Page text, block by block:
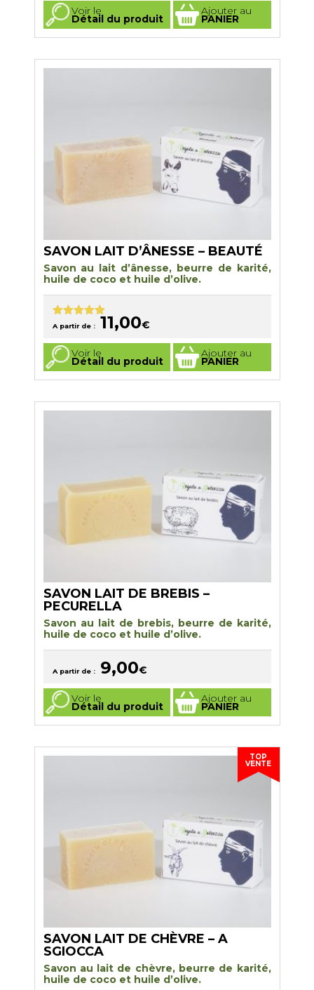
Voir le
Détail du produit
Ajouter au
PANIER
Ce
produit
a
plusieurs
options
produit
SAVON LAIT D’ÂNESSE – BEAUTÉ
Savon au lait d’ânesse, beurre de karité,
huile de coco et huile d’olive.
Note5.00
A partir de : 11,00€
Voir le
Détail du produit
Ajouter au
PANIER
Ce
produit
a
plusieurs
options
produit
SAVON LAIT DE BREBIS –
PECURELLA
Savon au lait de brebis, beurre de karité,
huile de coco et huile d’olive.
A partir de : 9,00€
Voir le
Détail du produit
Ajouter au
PANIER
Ce
produit
a
plusieurs
options
produit
TOP
VENTE
SAVON LAIT DE CHÈVRE – A
SGIOCCA
Savon au lait de chèvre, beurre de karité,
huile de coco et huile d’olive.